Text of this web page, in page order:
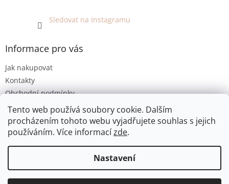
Tento web používá soubory cookie. Dalším
procházením tohoto webu vyjadřujete souhlas s jejich
používáním. Více informacízde.
Nastavení
Sledovat na Instagramu
Informace pro vás
Jak nakupovat
Kontakty
Obchodní podmínky
Podmínky ochrany osobních údajů
Copyright 2026EKO KOUTEK. Všechna práva vyhrazena.